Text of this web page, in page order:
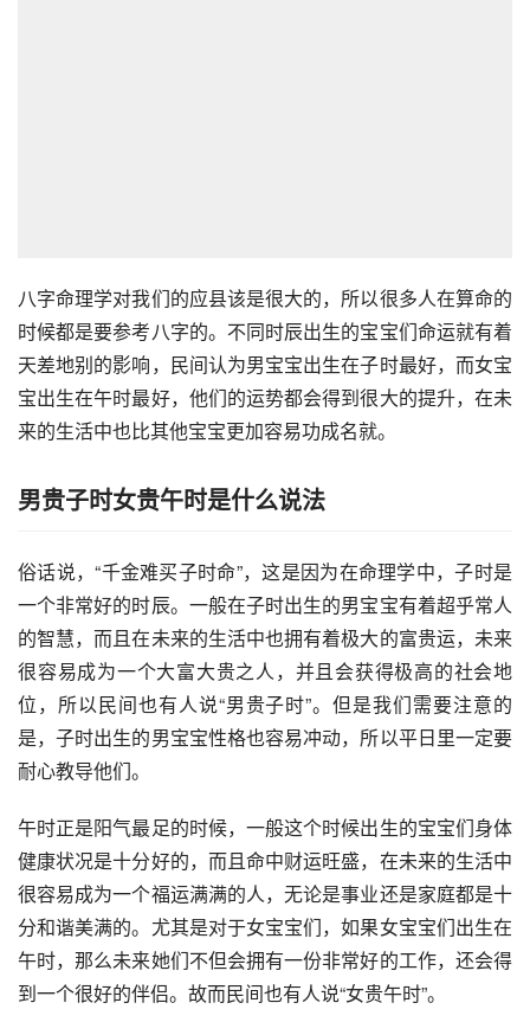
八字命理学对我们的应县该是很大的，所以很多人在算命的
时候都是要参考八字的。不同时辰出生的宝宝们命运就有着
天差地别的影响，民间认为男宝宝出生在子时最好，而女宝
宝出生在午时最好，他们的运势都会得到很大的提升，在未
来的生活中也比其他宝宝更加容易功成名就。
男贵子时女贵午时是什么说法
俗话说，“千金难买子时命”，这是因为在命理学中，子时是
一个非常好的时辰。一般在子时出生的男宝宝有着超乎常人
的智慧，而且在未来的生活中也拥有着极大的富贵运，未来
很容易成为一个大富大贵之人，并且会获得极高的社会地
位，所以民间也有人说“男贵子时”。但是我们需要注意的
是，子时出生的男宝宝性格也容易冲动，所以平日里一定要
耐心教导他们。
午时正是阳气最足的时候，一般这个时候出生的宝宝们身体
健康状况是十分好的，而且命中财运旺盛，在未来的生活中
很容易成为一个福运满满的人，无论是事业还是家庭都是十
分和谐美满的。尤其是对于女宝宝们，如果女宝宝们出生在
午时，那么未来她们不但会拥有一份非常好的工作，还会得
到一个很好的伴侣。故而民间也有人说“女贵午时”。